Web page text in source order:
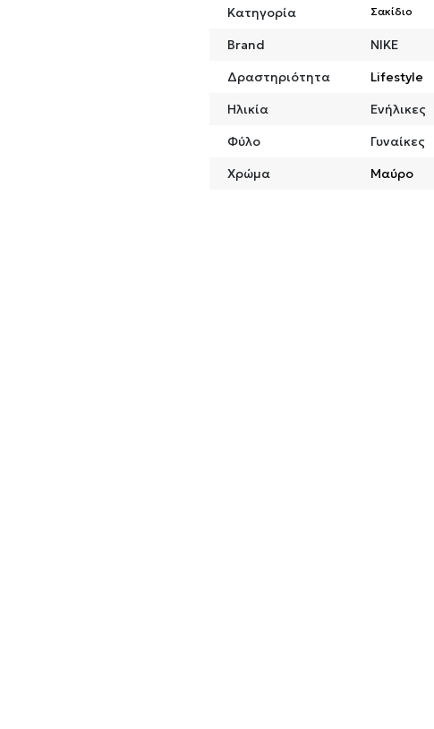
Κατηγορία
Σακίδιο
Brand
NIKE
Δραστηριότητα
Lifestyle
Ηλικία
Ενήλικες
Φύλο
Γυναίκες
Χρώμα
Μαύρο